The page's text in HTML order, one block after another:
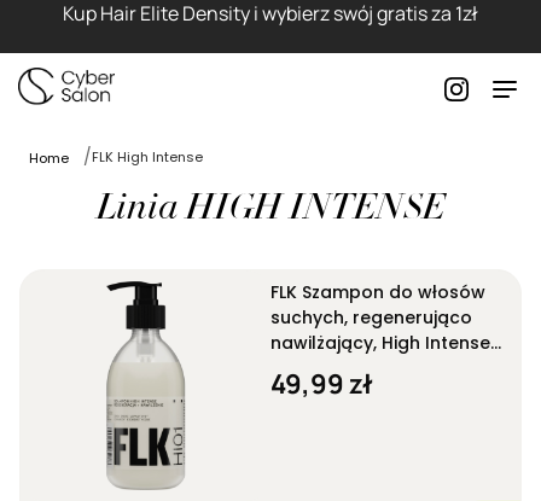
Kup Hair Elite Density i wybierz swój gratis za 1zł
Home FLK High Intense
Linia HIGH INTENSE
FLK Szampon do włosów
suchych, regenerująco
nawilżający, High Intense
One HI01 280 ml
49,99 zł